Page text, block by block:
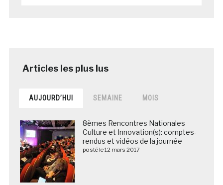
AUJOURD’HUI SEMAINE MOIS
8èmes Rencontres Nationales
Culture et Innovation(s): comptes-
rendus et vidéos de la journée
posté le 12 mars 2017